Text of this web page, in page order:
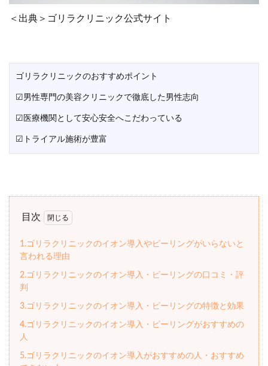
＜出典＞ゴリラクリニック公式サイト
ゴリラクリニックのおすすめポイント
☑男性専門の美容クリニックで徹底した男性志向
☑医療機関として安心安全へこだわっている
☑トライアル施術が豊富
目次
1.ゴリラクリニックのイオン導入やピーリングがいらないと
言われる理由
2.ゴリラクリニックのイオン導入・ピーリングの口コミ・評
判
3.ゴリラクリニックのイオン導入・ピーリングの特徴と効果
4.ゴリラクリニックのイオン導入・ピーリングがおすすめの
人
5.ゴリラクリニックのイオン導入がおすすめの人・おすすめ